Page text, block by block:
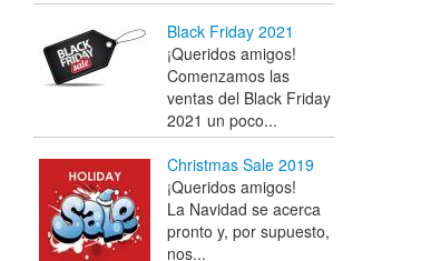
Black Friday 2021
¡Queridos amigos!
Comenzamos las
ventas del Black Friday
2021 un poco...
Christmas Sale 2019
¡Queridos amigos!
La Navidad se acerca
pronto y, por supuesto,
nos...